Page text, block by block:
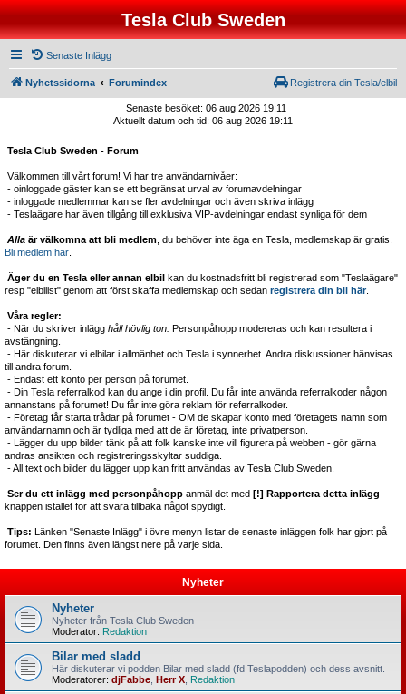
Tesla Club Sweden
Senaste Inlägg
Nyhetssidorna Forumindex Registrera din Tesla/elbil
Senaste besöket: 06 aug 2026 19:11
Aktuellt datum och tid: 06 aug 2026 19:11
Tesla Club Sweden - Forum
Välkommen till vårt forum! Vi har tre användarnivåer:
- oinloggade gäster kan se ett begränsat urval av forumavdelningar
- inloggade medlemmar kan se fler avdelningar och även skriva inlägg
- Teslaägare har även tillgång till exklusiva VIP-avdelningar endast synliga för dem
Alla är välkomna att bli medlem , du behöver inte äga en Tesla, medlemskap är gratis.
Bli medlem här
Äger du en Tesla eller annan elbil kan du kostnadsfritt bli registrerad som "Teslaägare"
resp "elbilist" genom att först skaffa medlemskap och sedan registrera din bil här.
Våra regler:
- När du skriver inlägg håll hövlig ton. Personpåhopp modereras och kan resultera i
avstängning.
- Här diskuterar vi elbilar i allmänhet och Tesla i synnerhet. Andra diskussioner hänvisas
till andra forum.
- Endast ett konto per person på forumet.
- Din Tesla referralkod kan du ange i din profil. Du får inte använda referralkoder någon
annanstans på forumet! Du får inte göra reklam för referralkoder.
- Företag får starta trådar på forumet - OM de skapar konto med företagets namn som
användarnamn och är tydliga med att de är företag, inte privatperson.
- Lägger du upp bilder tänk på att folk kanske inte vill figurera på webben - gör gärna
andras ansikten och registreringsskyltar suddiga.
- All text och bilder du lägger upp kan fritt användas av Tesla Club Sweden.
Ser du ett inlägg med personpåhopp anmäl det med [!] Rapportera detta inlägg
knappen istället för att svara tillbaka något spydigt.
Tips: Länken "Senaste Inlägg" i övre menyn listar de senaste inläggen folk har gjort på
forumet. Den finns även längst nere på varje sida.
Nyheter
Nyheter
Nyheter från Tesla Club Sweden
Moderator: Redaktion
Bilar med sladd
Här diskuterar vi podden Bilar med sladd (fd Teslapodden) och dess avsnitt.
Moderatorer: djFabbe Herr X Redaktion